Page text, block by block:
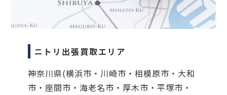
ニトリ出張買取エリア
神奈川県(横浜市・川崎市・相模原市・大和
市・座間市・海老名市・厚木市・平塚市・